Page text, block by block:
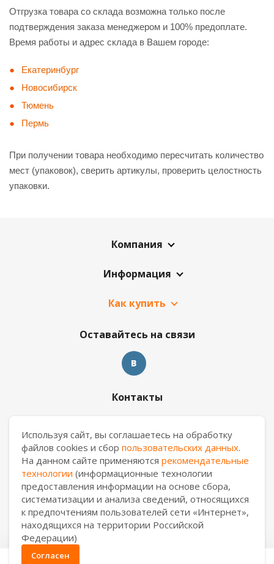
Отгрузка товара со склада возможна только после
подтверждения заказа менеджером и 100% предоплате.
Время работы и адрес склада в Вашем городе:
Екатеринбург
Новосибирск
Тюмень
Пермь
При получении товара необходимо пересчитать количество
мест (упаковок), сверить артикулы, проверить целостность
упаковки.
Компания
Информация
Как купить
Оставайтесь на связи
Контакты
prm.manager@casa-ceramica.ru
Пермь , ул. Героев Хасана, 56а
2026 © АО "Уралкерамика"
Используя сайт, вы соглашаетесь на обработку
файлов cookies и сбор пользовательских данных.
На данном сайте применяются рекомендательные
технологии (информационные технологии
предоставления информации на основе сбора,
систематизации и анализа сведений, относящихся
к предпочтениям пользователей сети «Интернет»,
находящихся на территории Российской
Федерации)
Согласен